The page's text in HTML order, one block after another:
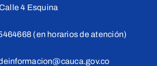
4 Esquina
(en horarios de atención)